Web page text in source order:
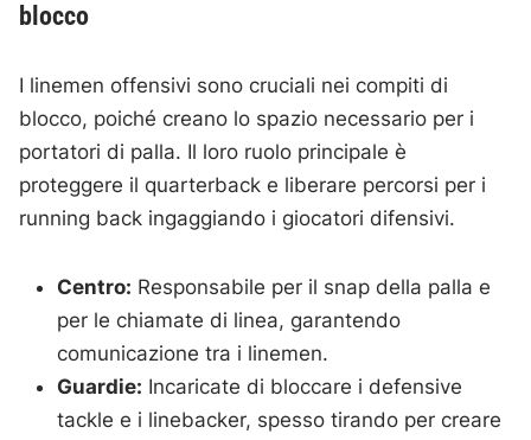
blocco
I linemen offensivi sono cruciali nei compiti di
blocco, poiché creano lo spazio necessario per i
portatori di palla. Il loro ruolo principale è
proteggere il quarterback e liberare percorsi per i
running back ingaggiando i giocatori difensivi.
Centro: Responsabile per il snap della palla e
per le chiamate di linea, garantendo
comunicazione tra i linemen.
Guardie: Incaricate di bloccare i defensive
tackle e i linebacker, spesso tirando per creare